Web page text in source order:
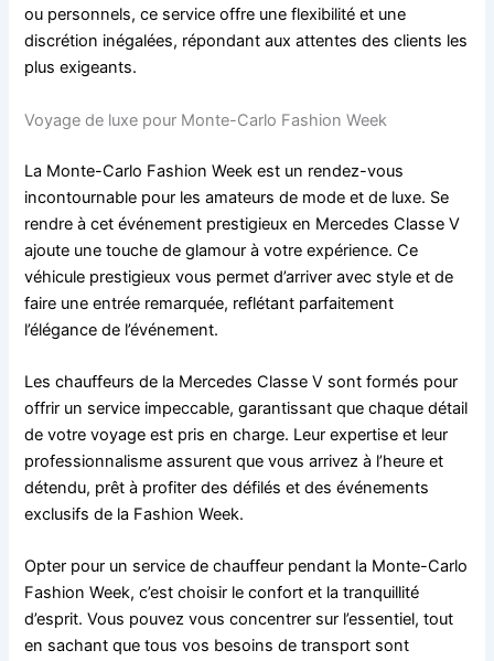
ou personnels, ce service offre une flexibilité et une
discrétion inégalées, répondant aux attentes des clients les
plus exigeants.
Voyage de luxe pour Monte-Carlo Fashion Week
La Monte-Carlo Fashion Week est un rendez-vous
incontournable pour les amateurs de mode et de luxe. Se
rendre à cet événement prestigieux en Mercedes Classe V
ajoute une touche de glamour à votre expérience. Ce
véhicule prestigieux vous permet d’arriver avec style et de
faire une entrée remarquée, reflétant parfaitement
l’élégance de l’événement.
Les chauffeurs de la Mercedes Classe V sont formés pour
offrir un service impeccable, garantissant que chaque détail
de votre voyage est pris en charge. Leur expertise et leur
professionnalisme assurent que vous arrivez à l’heure et
détendu, prêt à profiter des défilés et des événements
exclusifs de la Fashion Week.
Opter pour un service de chauffeur pendant la Monte-Carlo
Fashion Week, c’est choisir le confort et la tranquillité
d’esprit. Vous pouvez vous concentrer sur l’essentiel, tout
en sachant que tous vos besoins de transport sont